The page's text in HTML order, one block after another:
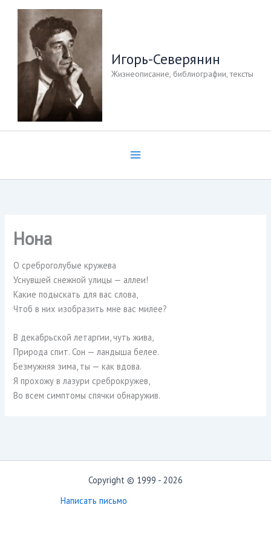
Перейти
содержимому
Игорь-Северянин
Жизнеописание, библиографии, тексты
Нона
О среброголубые кружева
Уснувшей снежной улицы — аллеи!
Какие подыскать для вас слова,
Чтоб в них изобразить мне вас милее?
В декабрьской летаргии, чуть жива,
Природа спит. Сон — ландыша белее.
Безмужняя зима, ты — как вдова.
Я прохожу в лазури среброкружев,
Во всем симптомы спячки обнаружив.
Copyright © 1999 - 2026
Написать письмо